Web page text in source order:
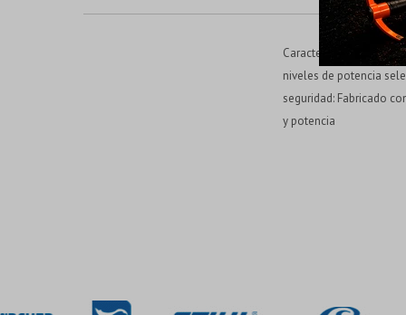
Características del
niveles de potencia
seguridad: Fabricado
y potencia